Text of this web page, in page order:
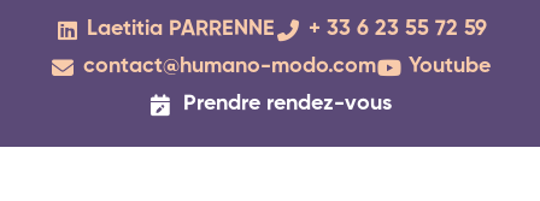
Laetitia PARRENNE
+ 33 6 23 55 72 59
contact@humano-modo.com
Youtube
Prendre rendez-vous